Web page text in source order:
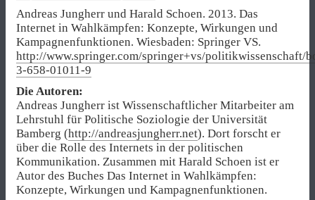
Andreas Jungherr und Harald Schoen. 2013. Das
Internet in Wahlkämpfen: Konzepte, Wirkungen und
Kampagnenfunktionen. Wiesbaden: Springer VS.
http://www.springer.com/springer+vs/politikwissenschaft/
3-658-01011-9
Die Autoren:
Andreas Jungherr ist Wissenschaftlicher Mitarbeiter am
Lehrstuhl für Politische Soziologie der Universität
Bamberg (http://andreasjungherr.net). Dort forscht er
über die Rolle des Internets in der politischen
Kommunikation. Zusammen mit Harald Schoen ist er
Autor des Buches Das Internet in Wahlkämpfen:
Konzepte, Wirkungen und Kampagnenfunktionen.